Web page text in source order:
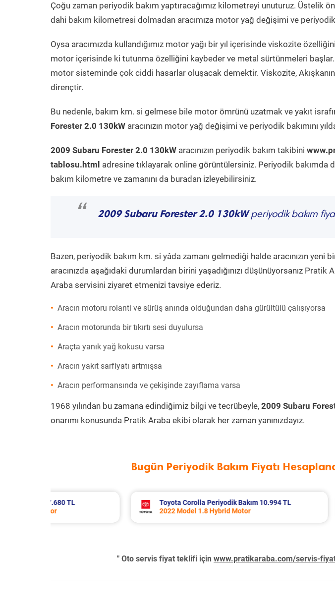
Çoğu zaman periyodik bakım yaptıracağımız kilometreyi unuturuz. Üstelik
dahi bakım kilometresi dolmadan aracımıza motor yağ değişimi ve periyodik
Oysa aracımızda kullandığımız motor yağı bir yıl içerisinde viskozite
motor içerisinde ki tutunma özelliğini kaybeder ve metal sürtünmeleri başlar.
motor sisteminde çok ciddi hasarlar oluşacak demektir. Viskozite,
dirençtir.
Bu nedenle, bakım km. si gelmese bile motor ömrünü uzatmak ve yakıt
Forester 2.0 130kW aracınızın motor yağ değişimi ve periyodik bakımını
2009 Subaru Forester 2.0 130kW aracınızın periyodik bakım takibini
tablosu.html adresine tıklayarak online görüntülersiniz. Periyodik bakımda
bakım kilometre ve zamanını da buradan izleyebilirsiniz.
“ 2009 Subaru Forester 2.0 130kWperiyodik bakım
Bazen, periyodik bakım km. si yâda zamanı gelmediği halde aracınızın yeni
aracınızda aşağıdaki durumlardan birini yaşadığınızı düşünüyorsanız Pratik
Araba servisini ziyaret etmenizi tavsiye ederiz.
Aracın motoru rolanti ve sürüş anında olduğundan daha gürültülü çalışıyorsa
Aracın motorunda bir tıkırtı sesi duyulursa
Araçta yanık yağ kokusu varsa
Aracın yakıt sarfiyatı artmışsa
Aracın performansında ve çekişinde zayıflama varsa
1968 yılından bu zamana edindiğimiz bilgi ve tecrübeyle, 2009 Subaru
onarımı konusunda Pratik Araba ekibi olarak her zaman yanınızdayız.
Bugün Periyodik Bakım Fiyatı
Volvo Xc60 Periyodik Bakım 10.267 TL
2014 Model 2.0 D4 Motor
" Oto servis fiyat teklifi için www.pratikaraba.com/servis-